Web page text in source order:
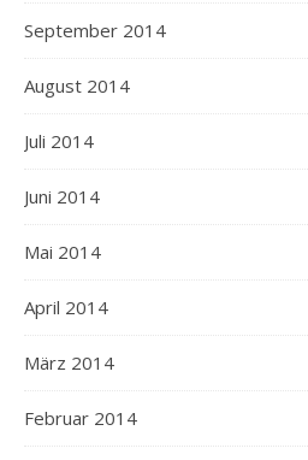
September 2014
August 2014
Juli 2014
Juni 2014
Mai 2014
April 2014
März 2014
Februar 2014